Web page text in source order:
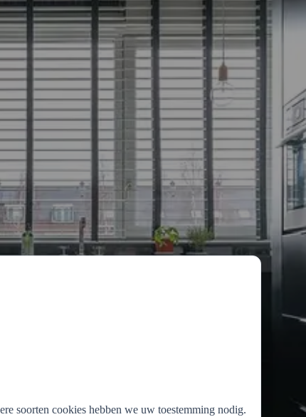
soorten cookies hebben we uw toestemming nodig.